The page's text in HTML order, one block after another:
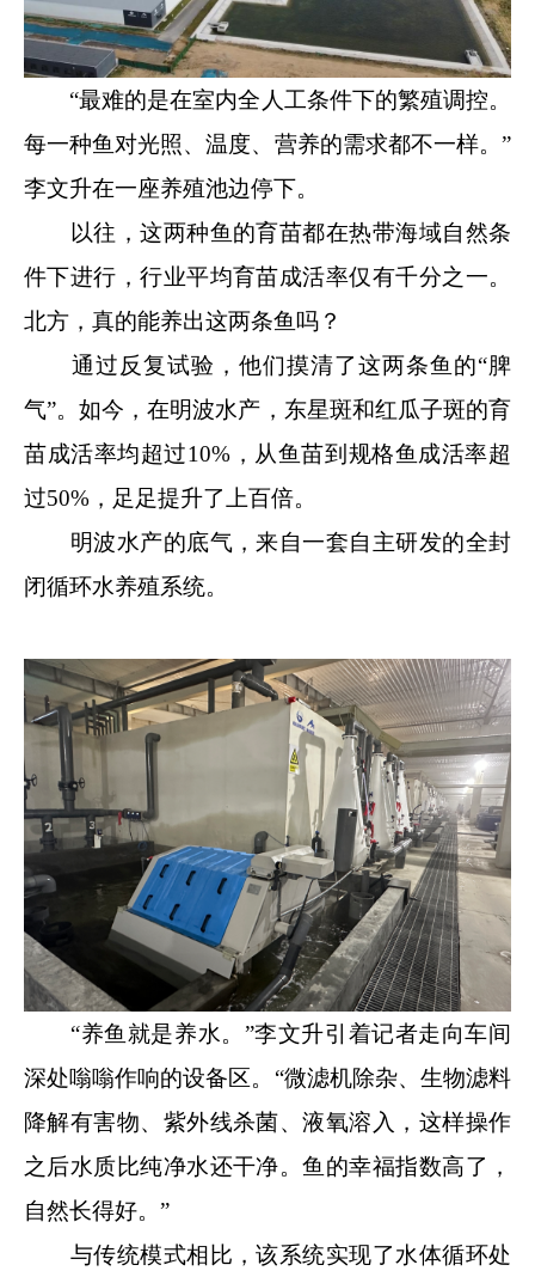
“最难的是在室内全人工条件下的繁殖调控。
每一种鱼对光照、温度、营养的需求都不一样。”
李文升在一座养殖池边停下。
以往，这两种鱼的育苗都在热带海域自然条
件下进行，行业平均育苗成活率仅有千分之一。
北方，真的能养出这两条鱼吗？
通过反复试验，他们摸清了这两条鱼的“脾
气”。如今，在明波水产，东星斑和红瓜子斑的育
苗成活率均超过10%，从鱼苗到规格鱼成活率超
过50%，足足提升了上百倍。
明波水产的底气，来自一套自主研发的全封
闭循环水养殖系统。
“养鱼就是养水。”李文升引着记者走向车间
深处嗡嗡作响的设备区。“微滤机除杂、生物滤料
降解有害物、紫外线杀菌、液氧溶入，这样操作
之后水质比纯净水还干净。鱼的幸福指数高了，
自然长得好。”
与传统模式相比，该系统实现了水体循环处